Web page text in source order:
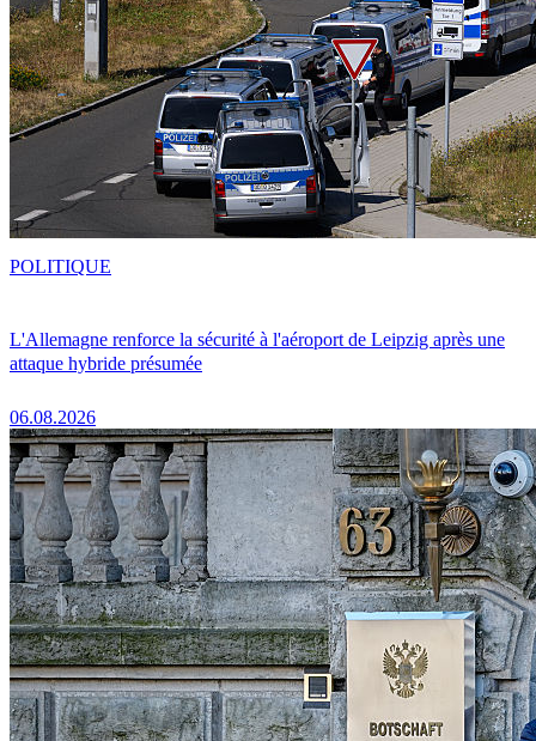
L'Allemagne renforce la sécurité à l'aéroport de Leipzig après une
attaque hybride présumée
06.08.2026
POLITIQUE